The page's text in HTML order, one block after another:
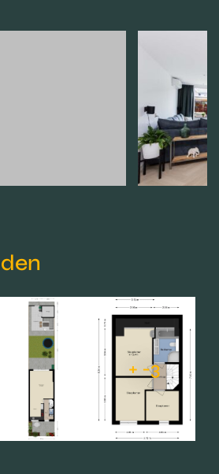
+ -3